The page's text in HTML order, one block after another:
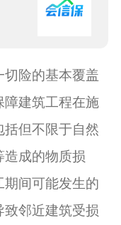
险的基本覆盖
障建筑工程在施
但不限于自然
造成的物质损
间可能发生的
邻近建筑受损